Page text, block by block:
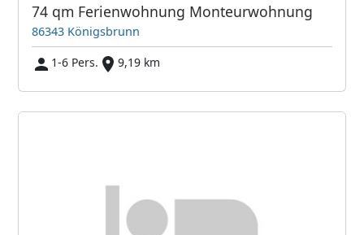
74 qm Ferienwohnung Monteurwohnung
86343 Königsbrunn
1-6 Pers.
9,19 km